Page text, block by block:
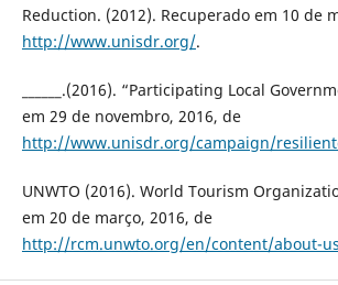
Reduction. (2012). Recuperado em 10 de
http://www.unisdr.org/.
______.(2016). “Participating Local
em 29 de novembro, 2016, de
http://www.unisdr.org/campaign/
UNWTO (2016). World Tourism
em 20 de março, 2016, de
http://rcm.unwto.org/en/content/about-